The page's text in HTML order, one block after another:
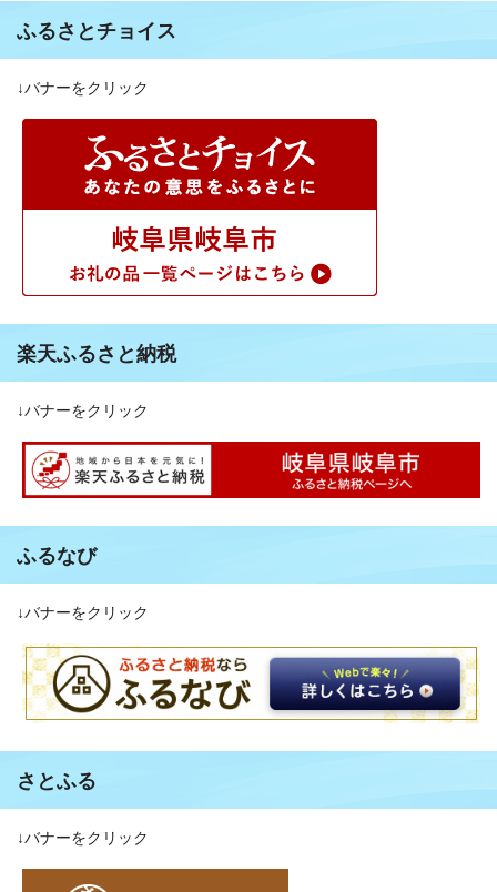
ふるさとチョイス
↓バナーをクリック
楽天ふるさと納税
↓バナーをクリック
ふるなび
↓バナーをクリック
さとふる
↓バナーをクリック